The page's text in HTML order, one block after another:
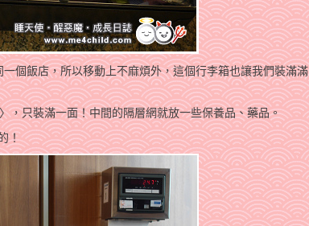
個飯店，所以移動上不麻煩外，這個行李箱也讓我們裝滿滿
，只裝滿一面！中間的隔層網就放一些保養品、藥品。
！